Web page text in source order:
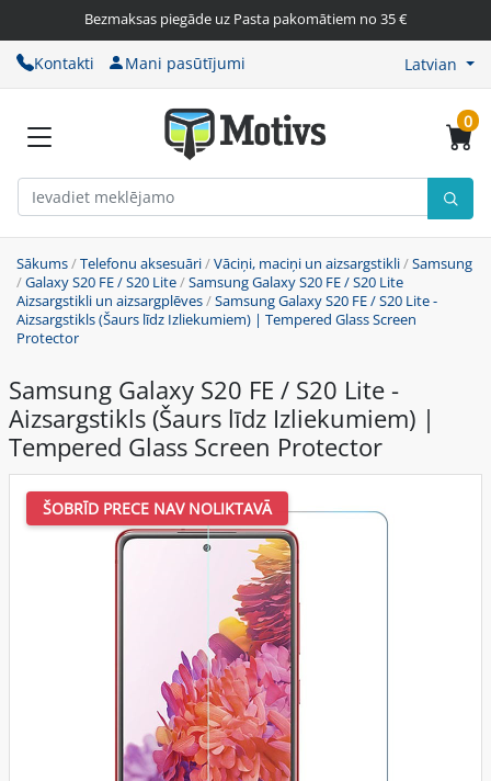
Bezmaksas piegāde uz Pasta pakomātiem no 35 €
Kontakti Mani pasūtījumi Latvian
0
Sākums/Telefonu aksesuāri/Vāciņi, maciņi un aizsargstikli/Samsung
/Galaxy S20 FE / S20 Lite/Samsung Galaxy S20 FE / S20 Lite
Aizsargstikli un aizsargplēves/Samsung Galaxy S20 FE / S20 Lite -
Aizsargstikls (Šaurs līdz Izliekumiem) | Tempered Glass Screen
Protector
Samsung Galaxy S20 FE / S20 Lite -
Aizsargstikls (Šaurs līdz Izliekumiem) |
Tempered Glass Screen Protector
ŠOBRĪD PRECE NAV NOLIKTAVĀ